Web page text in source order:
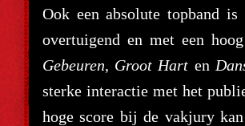
Ook een absolute topband
overtuigend en met een
Gebeuren, Groot Hart en
sterke interactie met het
hoge score bij de vakjury